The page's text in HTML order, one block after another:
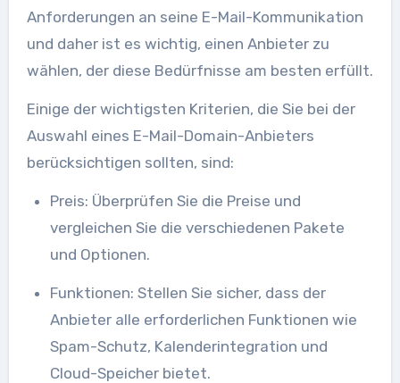
Anforderungen an seine E-Mail-Kommunikation
und daher ist es wichtig, einen Anbieter zu
wählen, der diese Bedürfnisse am besten erfüllt.
Einige der wichtigsten Kriterien, die Sie bei der
Auswahl eines E-Mail-Domain-Anbieters
berücksichtigen sollten, sind:
Preis: Überprüfen Sie die Preise und
vergleichen Sie die verschiedenen Pakete
und Optionen.
Funktionen: Stellen Sie sicher, dass der
Anbieter alle erforderlichen Funktionen wie
Spam-Schutz, Kalenderintegration und
Cloud-Speicher bietet.